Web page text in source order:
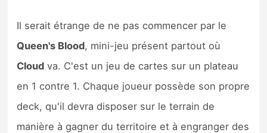
Il serait étrange de ne pas commencer par le
Queen's Blood, mini-jeu présent partout où
Cloud va. C'est un jeu de cartes sur un plateau
en 1 contre 1. Chaque joueur possède son propre
deck, qu'il devra disposer sur le terrain de
manière à gagner du territoire et à engranger des